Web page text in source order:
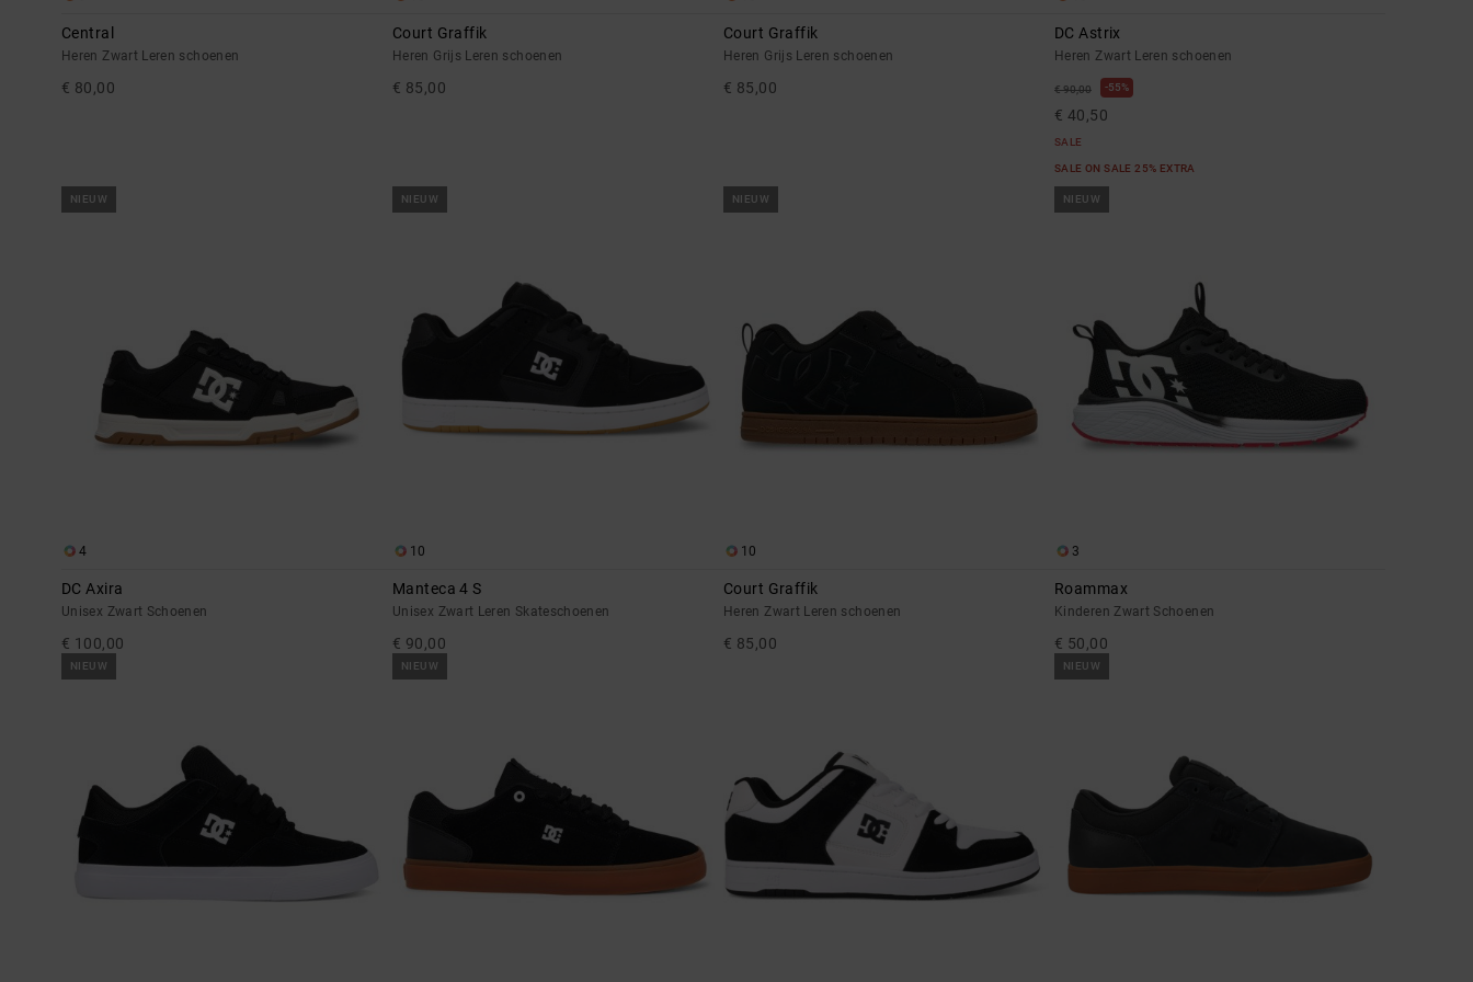
Central
Heren Zwart Leren schoenen
€ 80,00
Court Graffik
Heren Grijs Leren schoenen
€ 85,00
Court Graffik
Heren Grijs Leren schoenen
€ 85,00
DC Astrix
Heren Zwart Leren schoenen
€ 90,00 55%
€ 40,50
SALE
SALE ON SALE 25% EXTRA
NIEUW
4
DC Axira
Unisex Zwart Schoenen
€ 100,00
NIEUW
10
Manteca 4 S
Unisex Zwart Leren Skateschoenen
€ 90,00
NIEUW
10
Court Graffik
Heren Zwart Leren schoenen
€ 85,00
NIEUW
3
Roammax
Kinderen Zwart Schoenen
€ 50,00
NIEUW NIEUW NIEUW